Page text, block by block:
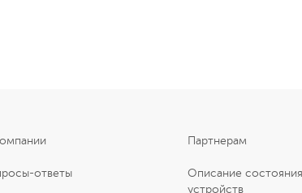
Партнерам
ответы
Описание
устройств